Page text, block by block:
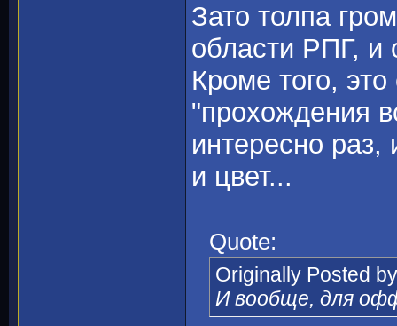
Зато толпа
области РПГ, и
Кроме того,
"прохождения
интересно раз,
и цвет...
Quote:
Originally Posted
И вообще, для